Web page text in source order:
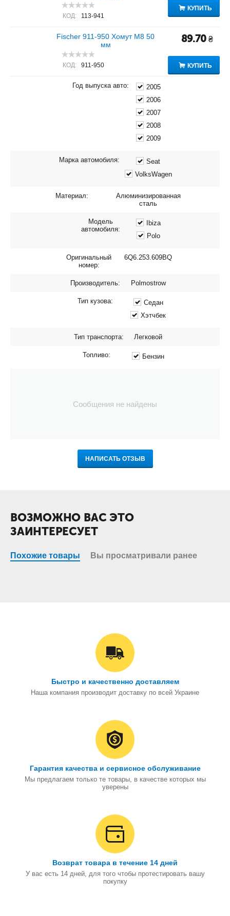
КОД: 113-941
КУПИТЬ
Fischer 911-950 Хомут M8 50
мм
КОД: 911-950
89.70 ₴
КУПИТЬ
Год выпуска авто:
2005
2006
2007
2008
2009
Марка автомобиля:
Seat
VolksWagen
Материал:
Алюминизированная
сталь
Модель
автомобиля:
Ibiza
Polo
Оригинальный
номер:
6Q6.253.609BQ
Производитель: Polmostrow
Тип кузова:
Седан
Хэтчбек
Тип транспорта: Легковой
Топливо: Бензин
Сообщения не найдены
НАПИСАТЬ ОТЗЫВ
ВОЗМОЖНО ВАС ЭТО
ЗАИНТЕРЕСУЕТ
Похожие товары Вы просматривали ранее
Быстро и качественно доставляем
Наша компания производит доставку по всей Украине
Гарантия качества и сервисное обслуживание
Мы предлагаем только те товары, в качестве которых мы
уверены
Возврат товара в течение 14 дней
У вас есть 14 дней, для того чтобы протестировать вашу
покупку